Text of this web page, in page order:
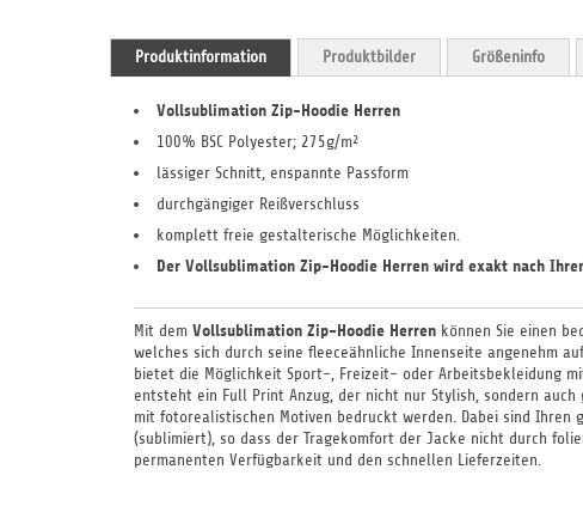
Anfang
Bildergalerie
springen
Produktinformation
Vollsublimation Zip-Hoodie Herren
100% BSC Polyester; 275g/m²
lässiger Schnitt, enspannte Passform
durchgängiger Reißverschluss
komplett freie gestalterische Möglichkeiten.
Der Vollsublimation Zip-Hoodie Herren wird exakt nach
Mit dem Vollsublimation Zip-Hoodie Herren können Sie einen
welches sich durch seine fleeceähnliche Innenseite angenehm
bietet die Möglichkeit Sport-, Freizeit- oder Arbeitsbekleidung
entsteht ein Full Print Anzug, der nicht nur Stylish, sondern auch
mit fotorealistischen Motiven bedruckt werden. Dabei sind Ihren
(sublimiert), so dass der Tragekomfort der Jacke nicht durch
permanenten Verfügbarkeit und den schnellen Lieferzeiten.
Produktbilder Größeninfo